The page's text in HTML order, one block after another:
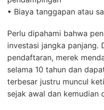
• Biaya tanggapan atau
Perlu dipahami bahwa
investasi jangka panjang.
pendaftaran, merek
selama 10 tahun dan
terbesar justru muncul
sejak awal dan kemudian